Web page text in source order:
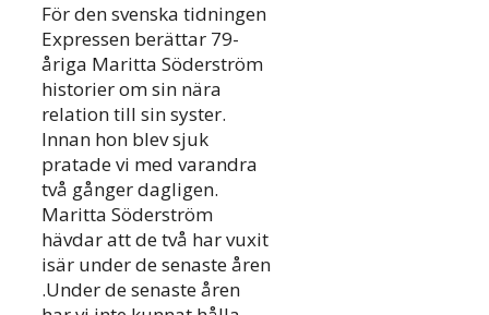
För den svenska tidningen
Expressen berättar 79-
åriga Maritta Söderström
historier om sin nära
relation till sin syster.
Innan hon blev sjuk
pratade vi med varandra
två gånger dagligen.
Maritta Söderström
hävdar att de två har vuxit
isär under de senaste åren
.Under de senaste åren